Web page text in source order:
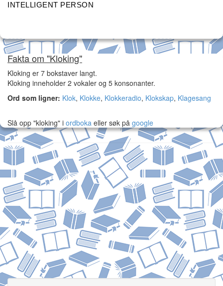
INTELLIGENT PERSON
Fakta om "Kloking"
Kloking er 7 bokstaver langt.
Kloking inneholder 2 vokaler og 5 konsonanter.
Ord som ligner: Klok, Klokke, Klokkeradio, Klokskap, Klagesang
Slå opp "kloking" i ordboka eller søk på google